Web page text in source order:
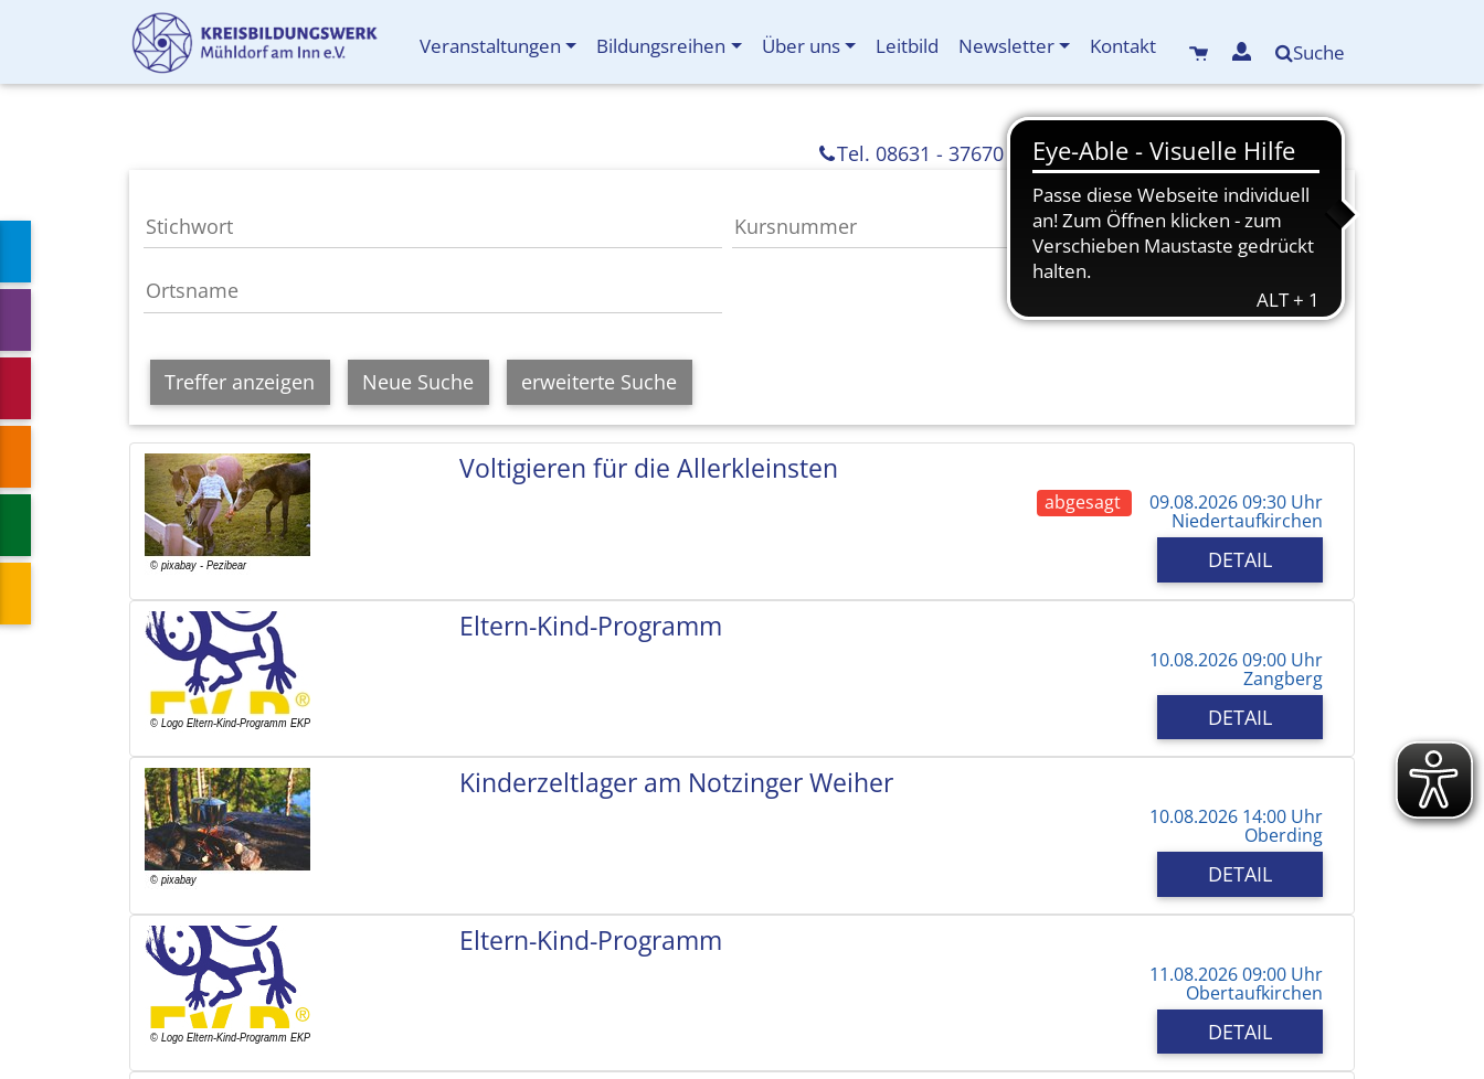
Veranstaltungen Bildungsreihen Über uns Leitbild Newsletter Kontakt Suche
info(at)kreisbildungswerk-mdf.de
Tel. 08631 - 37670
Treffer anzeigen Neue Suche erweiterte Suche
Voltigieren für die Allerkleinsten
abgesagt 09.08.2026 09:30 Uhr
Niedertaufkirchen
DETAIL
Eltern-Kind-Programm
10.08.2026 09:00 Uhr
Zangberg
DETAIL
Kinderzeltlager am Notzinger Weiher
10.08.2026 14:00 Uhr
Oberding
DETAIL
Eltern-Kind-Programm
11.08.2026 09:00 Uhr
Obertaufkirchen
DETAIL